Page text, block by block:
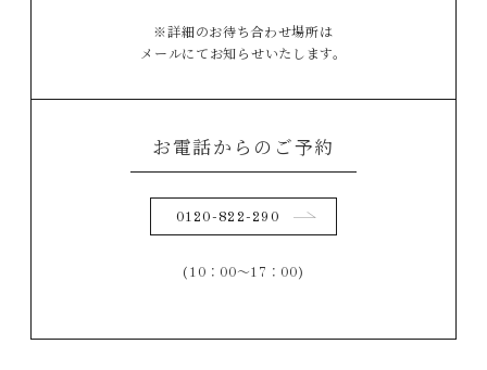
※詳細のお待ち合わせ場所は
メールにてお知らせいたします。
お電話からのご予約
0120-822-290
(10：00～17：00)